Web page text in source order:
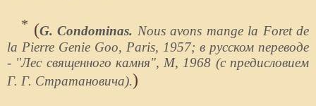
* (G. Condominas. Nous avons mange la Foret de
la Pierre Genie Goo, Paris, 1957; в русском переводе
- "Лес священного камня", М, 1968 (с предисловием
Г. Г. Стратановича).)